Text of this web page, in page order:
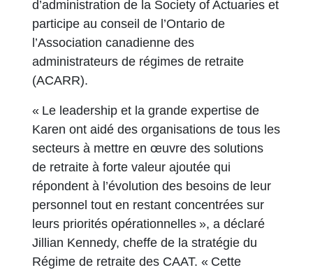
d’administration de la Society of Actuaries et
participe au conseil de l’Ontario de
l’Association canadienne des
administrateurs de régimes de retraite
(ACARR).
« Le leadership et la grande expertise de
Karen ont aidé des organisations de tous les
secteurs à mettre en œuvre des solutions
de retraite à forte valeur ajoutée qui
répondent à l’évolution des besoins de leur
personnel tout en restant concentrées sur
leurs priorités opérationnelles », a déclaré
Jillian Kennedy, cheffe de la stratégie du
Régime de retraite des CAAT. « Cette